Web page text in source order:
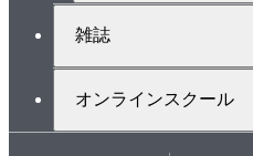
4.7 ストーカ炉
4.8 流動床炉
4.9 熱精算
第5章 焼却施設を作るには
雑誌
オンラインスクール